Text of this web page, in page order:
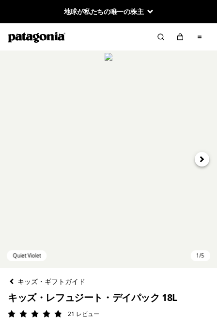
地球が私たちの唯一の株主
次へ
キッズ・ギフトガイド
キッズ・レフュジート・デイパック 18L
評価: 4.9 / 5
21 レビュー